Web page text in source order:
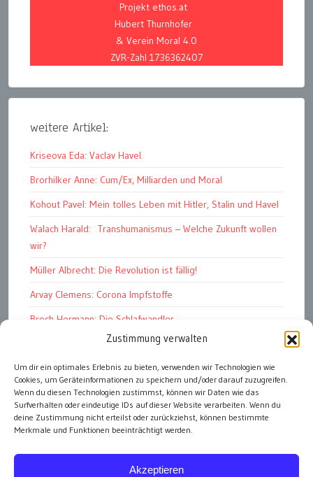
Zustimmung verwalten
Um dir ein optimales Erlebnis zu bieten, verwenden wir Technologien wie
Cookies, um Geräteinformationen zu speichern und/oder darauf zuzugreifen.
Wenn du diesen Technologien zustimmst, können wir Daten wie das
Surfverhalten oder eindeutige IDs auf dieser Website verarbeiten. Wenn du
deine Zustimmung nicht erteilst oder zurückziehst, können bestimmte
Merkmale und Funktionen beeinträchtigt werden.
Akzeptieren
Projekt ethos.at
Hubert Thurnhofer
& Verein Moral 4.0
ZVR-Zahl 1736362407
weitere Artikel:
Kriseova Eda: Vaclav Havel.
Brorhilker Anne: Cum/Ex, Milliarden und Moral
Kohout Pavel: Mein tolles Leben mit Hitler, Stalin und Havel
Walach Harald: Transhumanismus – Welche Zukunft wollen
wir?
Müller Albrecht: Die Revolution ist fällig!
Arvay Clemens: Corona Impfstoffe
Broch Hermann: Die Schlafwandler
Kohout Pavel: Ende der Großen Ferien
Bonelli Raphael: Kopflos
Luczak Andreas: Deutschlands Energiewende
alle Artikel